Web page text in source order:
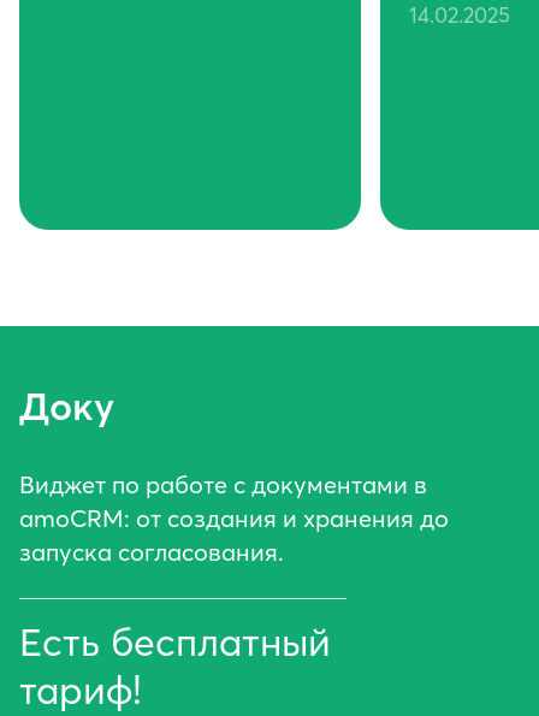
14.02.2025
Доку
Виджет по работе с документами в
amoCRM: от создания и хранения до
запуска согласования.
Есть бесплатный
тариф!